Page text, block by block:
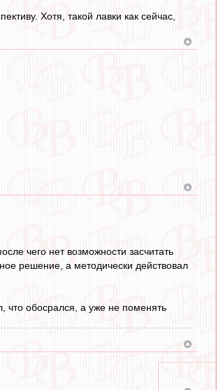
Хотя, такой лавки как сейчас,
чего нет возможности засчитать
решение, а методически действовал
что обосрался, а уже не поменять